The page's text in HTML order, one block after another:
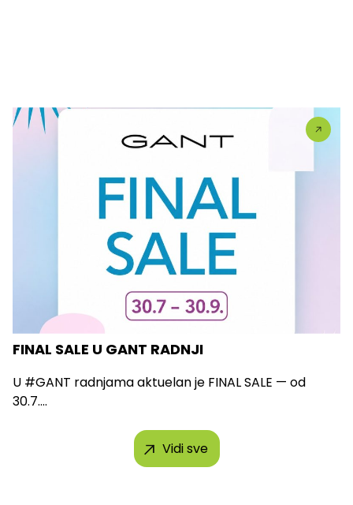
FINAL SALE U GANT RADNJI
U #GANT radnjama aktuelan je FINAL SALE — od
30.7....
Vidi sve